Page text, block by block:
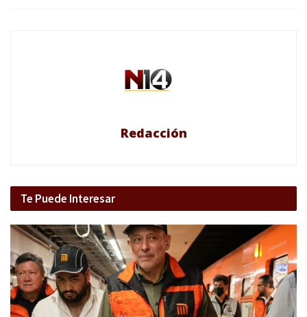
Redacción
Te Puede Interesar